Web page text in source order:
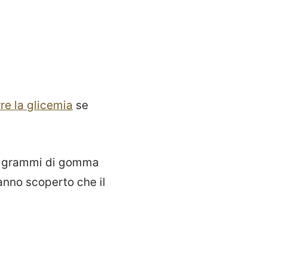
la glicemia se
di gomma
scoperto che il